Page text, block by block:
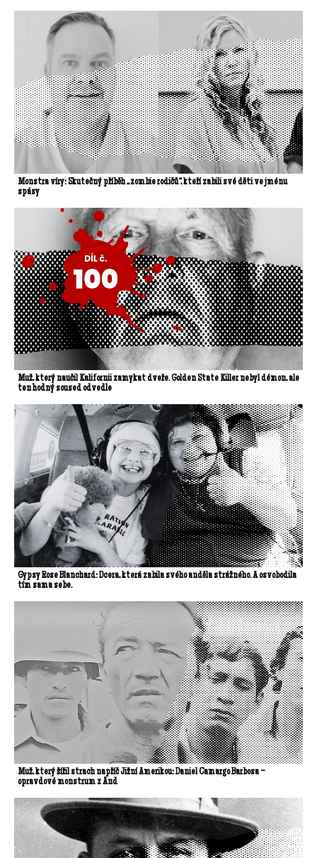
Monstra víry: Skutečný příběh „zombie rodičů“, kteří zabili své děti ve jménu
spásy
Muž, který naučil Kalifornii zamykat dveře. Golden State Killer nebyl démon, ale
ten hodný soused odvedle
Gypsy Rose Blanchard: Dcera, která zabila svého anděla strážného. A osvobodila
tím sama sebe.
Muž, který šířil strach napříč Jižní Amerikou: Daniel Camargo Barbosa –
opravdové monstrum z And